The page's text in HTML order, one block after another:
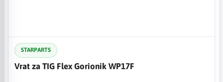
STARPARTS
Vrat za TIG Flex Gorionik WP17F